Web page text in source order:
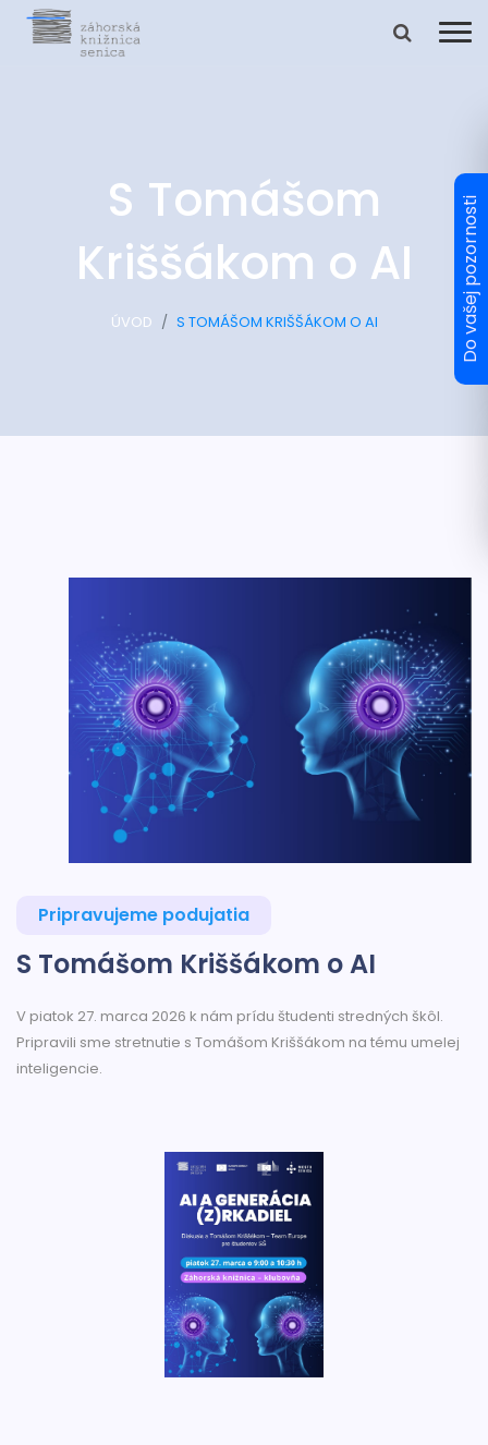
S Tomášom
Kriššákom o AI
ÚVOD S TOMÁŠOM KRIŠŠÁKOM O AI
Pripravujeme podujatia
S Tomášom Kriššákom o AI
V piatok 27. marca 2026 k nám prídu študenti stredných škôl.
Pripravili sme stretnutie s Tomášom Kriššákom na tému umelej
inteligencie.